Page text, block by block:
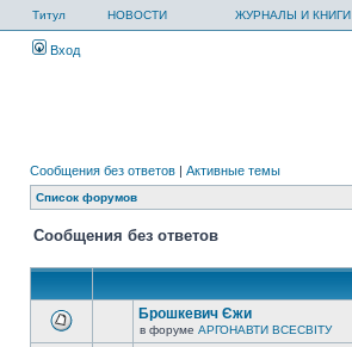
Титул НОВОСТИ ЖУРНАЛЫ И КНИГИ
Вход
Сообщения без ответов | Активные темы
Список форумов
Сообщения без ответов
Брошкевич Єжи
в форуме АРГОНАВТИ ВСЕСВIТУ